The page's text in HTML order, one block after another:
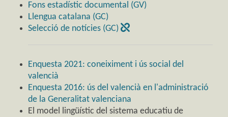
Fons estadístic documental (GV)
Llengua catalana (GC)
Selecció de notícies (GC)
Enquesta 2021: coneiximent i ús social del
valencià
Enquesta 2016: ús del valencià en l'administració
de la Generalitat valenciana
El model lingüístic del sistema educatiu de